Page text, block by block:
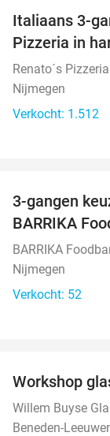
Italiaans 3-
Pizzeria in
Renato´s
Nijmegen
Verkocht: 1.512
3-gangen
BARRIKA
BARRIKA
Nijmegen
Verkocht: 52
Workshop
Willem Buyse
Beneden-